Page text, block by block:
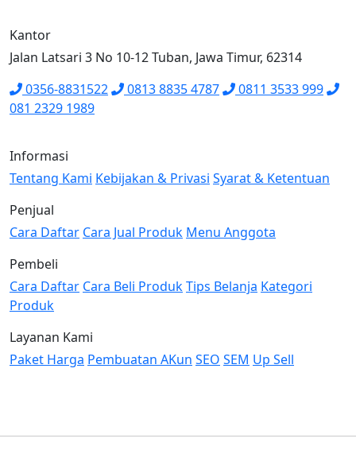
Kantor
Jalan Latsari 3 No 10-12 Tuban, Jawa Timur, 62314
0356-8831522
0813 8835 4787
0811 3533 999
081 2329 1989
Informasi
Tentang Kami Kebijakan & Privasi Syarat & Ketentuan
Penjual
Cara Daftar Cara Jual Produk Menu Anggota
Pembeli
Cara Daftar Cara Beli ProdukTips Belanja Kategori
Produk
Layanan Kami
Paket Harga Pembuatan AKun SEO SEM Up Sell